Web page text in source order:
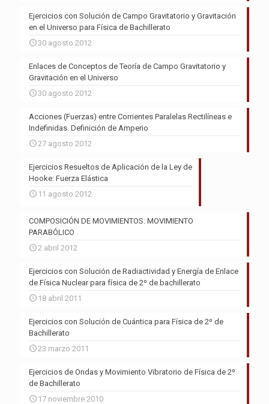
Ejercicios con Solución de Campo Gravitatorio y Gravitación
en el Universo para Física de Bachillerato
30 agosto 2012
Enlaces de Conceptos de Teoría de Campo Gravitatorio y
Gravitación en el Universo
30 agosto 2012
Acciones (Fuerzas) entre Corrientes Paralelas Rectilíneas e
Indefinidas. Definición de Amperio
27 agosto 2012
Ejercicios Resueltos de Aplicación de la Ley de
Hooke: Fuerza Elástica
11 agosto 2012
COMPOSICIÓN DE MOVIMIENTOS: MOVIMIENTO
PARABÓLICO
2 abril 2012
Ejercicios con Solución de Radiactividad y Energía de Enlace
de Física Nuclear para física de 2º de bachillerato
18 abril 2011
Ejercicios con Solución de Cuántica para Física de 2º de
Bachillerato
23 marzo 2011
Ejercicios de Ondas y Movimiento Vibratorio de Física de 2º
de Bachillerato
17 noviembre 2010